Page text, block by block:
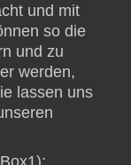
und mit
so die
und zu
werden,
lassen uns